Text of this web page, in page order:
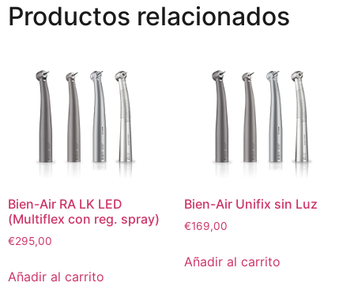
Productos relacionados
Bien-Air RA LK LED
(Multiflex con reg. spray)
€295,00
Añadir al carrito
Bien-Air Unifix sin Luz
€169,00
Añadir al carrito